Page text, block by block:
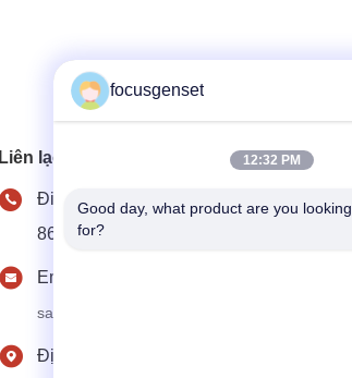
Liên lạc nhanh
Điện thoại
86--13564939262
Email
sales@focusgenset.com
Địa chỉ
focusgenset
12:32 PM
Good day, what product are you looking
for?